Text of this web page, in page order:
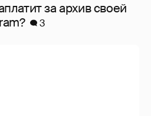
за архив своей
3